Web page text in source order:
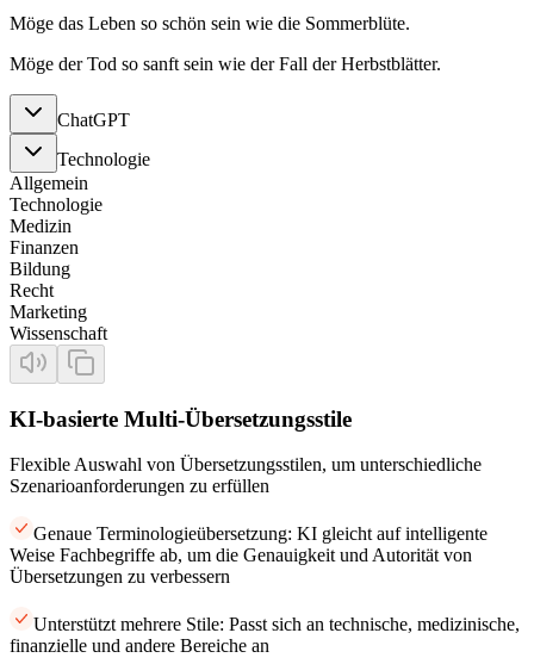
Möge das Leben so schön sein wie die Sommerblüte.
Möge der Tod so sanft sein wie der Fall der Herbstblätter.
ChatGPT
Technologie
Allgemein
Technologie
Medizin
Finanzen
Bildung
Recht
Marketing
Wissenschaft
KI-basierte Multi-Übersetzungsstile
Flexible Auswahl von Übersetzungsstilen, um unterschiedliche
Szenarioanforderungen zu erfüllen
Genaue Terminologieübersetzung: KI gleicht auf intelligente
Weise Fachbegriffe ab, um die Genauigkeit und Autorität von
Übersetzungen zu verbessern
Unterstützt mehrere Stile: Passt sich an technische, medizinische,
finanzielle und andere Bereiche an